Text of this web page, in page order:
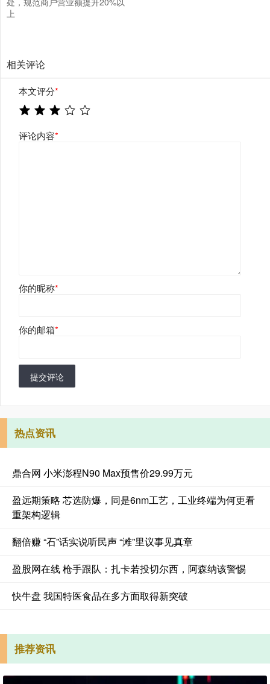
上
相关评论
本文评分*
评论内容*
你的昵称*
你的邮箱*
提交评论
热点资讯
鼎合网 小米澎程N90 Max预售价29.99万元
盈远期策略 芯选防爆，同是6nm工艺，工业终端为何更看
重架构逻辑
翻倍赚 “石”话实说听民声 “滩”里议事见真章
盈股网在线 枪手跟队：扎卡若投切尔西，阿森纳该警惕
快牛盘 我国特医食品在多方面取得新突破
推荐资讯